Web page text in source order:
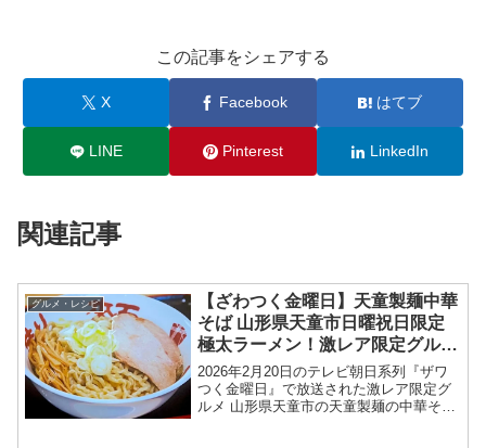
この記事をシェアする
X Facebook はてブ
LINE Pinterest LinkedIn
関連記事
グルメ・レシピ
【ざわつく金曜日】天童製麺中華
そば 山形県天童市日曜祝日限定
極太ラーメン！激レア限定グルメ
お店情報2026年2月20日
2026年2月20日のテレビ朝日系列『ザワ
つく金曜日』で放送された激レア限定グ
ルメ 山形県天童市の天童製麺の中華そば